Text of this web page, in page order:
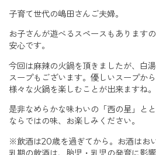
子育て世代の嶋田さんご夫婦。
お子さんが遊べるスペースもあります
安心です。
今回は麻辣の火鍋を頂きましたが、白
スープもございます。優しいスープか
様々な火鍋を楽しむことが出来ますね。
是非なめらかな味わいの「西の星」と
ならではの味、お楽しみください。
※飲酒は20歳を過ぎてから。お酒はお